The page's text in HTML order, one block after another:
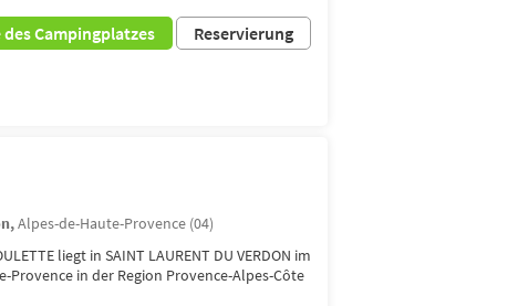
Campingplatzes Reservierung
Alpes-de-Haute-Provence (04)
liegt in SAINT LAURENT DU VERDON im
Provence in der Region Provence-Alpes-Côte